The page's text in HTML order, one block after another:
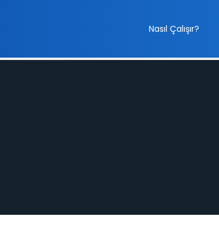
Nasıl Çalışır?